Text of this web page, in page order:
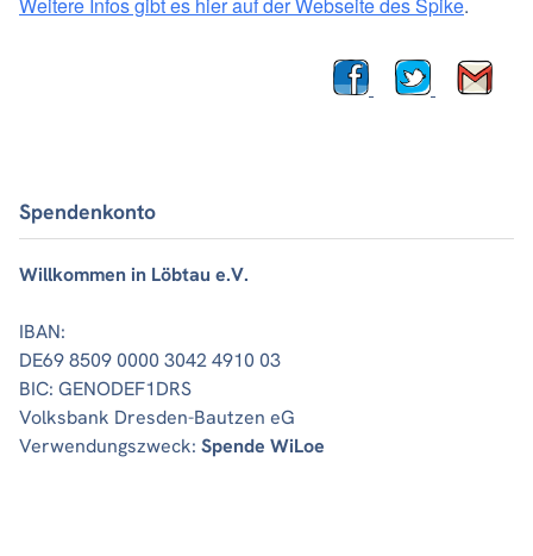
Weitere Infos gibt es hier auf der Webseite des Spike.
Spendenkonto
Willkommen in Löbtau e.V.
IBAN:
DE69 8509 0000 3042 4910 03
BIC: GENODEF1DRS
Volksbank Dresden-Bautzen eG
Verwendungszweck: Spende WiLoe